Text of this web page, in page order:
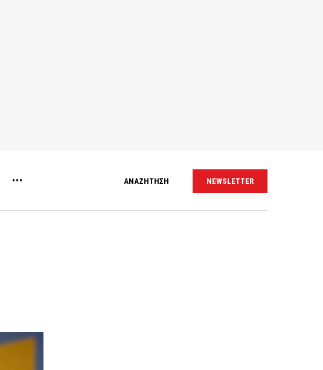
ΑΝΑΖΗΤΗΣΗ NEWSLETTER